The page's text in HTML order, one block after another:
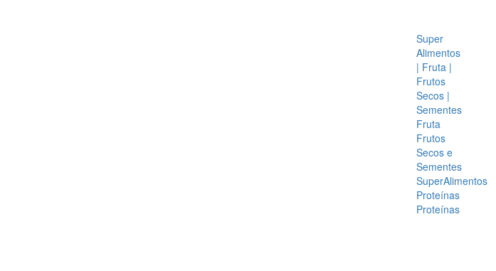
Super
Alimentos
| Fruta |
Frutos
Secos |
Sementes
Fruta
Frutos
Secos e
Sementes
SuperAlimentos
Proteínas
Proteínas